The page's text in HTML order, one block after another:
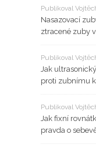
Publikoval
Nasazovací
ztracené zuby
Publikoval
Jak
proti zubnímu
Publikoval
Jak fixní
pravda o